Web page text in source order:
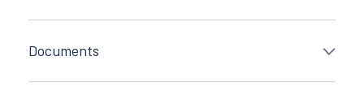
Documents